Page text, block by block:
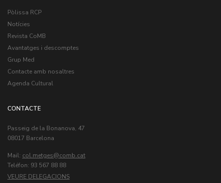
Pòlissa RCP
Notícies
Revista CoMB
Avantatges i descomptes
Grup Med
Contacte amb nosaltres
Agenda Cultural
CONTACTE
Passeig de la Bonanova, 47
08017 Barcelona
Mail: col.metges
Teléfon: 93 567 88 88
VEURE DELEGACIONS